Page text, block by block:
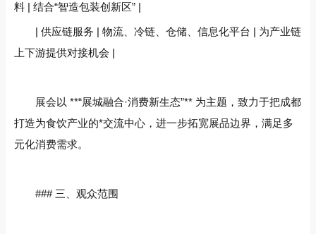
料 | 结合“智造包装创新区” |
| 供应链服务 | 物流、冷链、仓储、信息化平台 | 为产业链
上下游提供对接机会 |
展会以 **“展城融合·消费新生态”** 为主题，致力于把成都
打造为食饮产业的*交流中心，进一步拓宽展品边界，满足多
元化消费需求。
### 三、观众范围